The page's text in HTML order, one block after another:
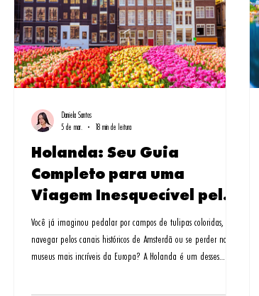
Holanda: Seu Guia
Completo para uma
Viagem Inesquecível pelos
Países Baixos
Você já imaginou pedalar por campos de tulipas coloridas,
navegar pelos canais históricos de Amsterdã ou se perder nos
museus mais incríveis da Europa? A Holanda é um desses
Daniela Santos
5 de mar.
18 min de leitura